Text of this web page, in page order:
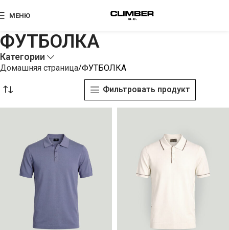
МЕНЮ
ФУТБОЛКА
Категории
Домашняя страница ФУТБОЛКА
Фильтровать продукт